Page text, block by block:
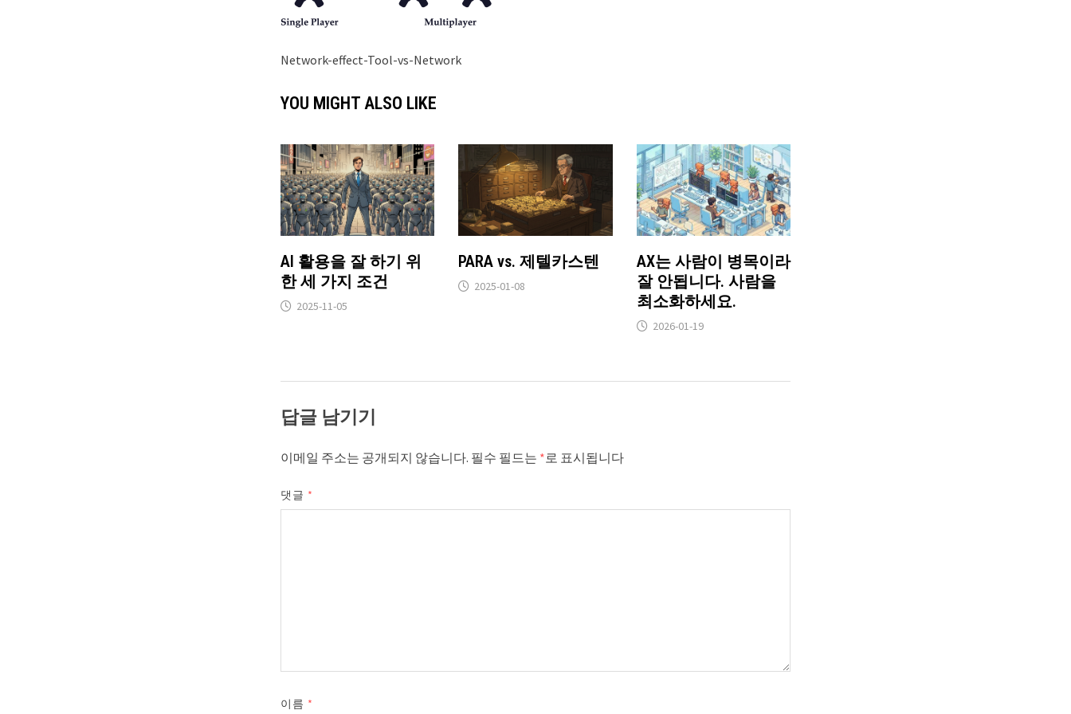
Network-effect-Tool-vs-Network
YOU MIGHT ALSO LIKE
AI 활용을 잘 하기 위
한 세 가지 조건
2025-11-05
PARA vs. 제텔카스텐
2025-01-08
AX는 사람이 병목이라
잘 안됩니다. 사람을
최소화하세요.
2026-01-19
답글 남기기
이메일 주소는 공개되지 않습니다. 필수 필드는 *로 표시됩니다
댓글 *
이름 *